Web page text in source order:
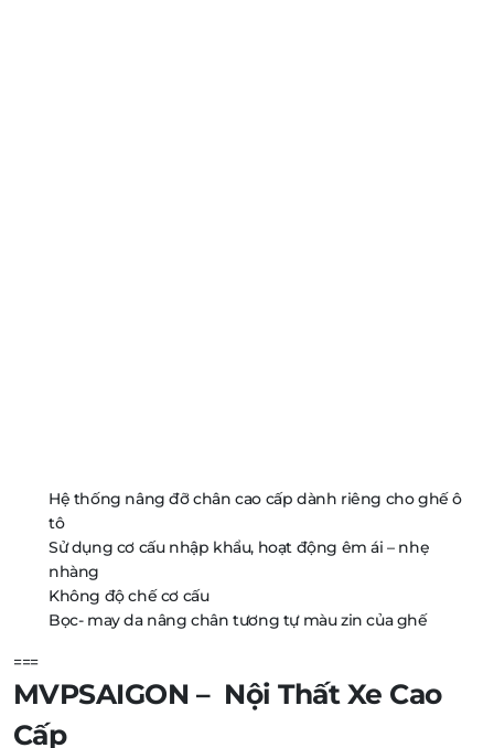
Hệ thống nâng đỡ chân cao cấp dành riêng cho ghế ô
tô
Sử dụng cơ cấu nhập khẩu, hoạt động êm ái – nhẹ
nhàng
Không độ chế cơ cấu
Bọc- may da nâng chân tương tự màu zin của ghế
===
MVPSAIGON – Nội Thất Xe Cao
Cấp